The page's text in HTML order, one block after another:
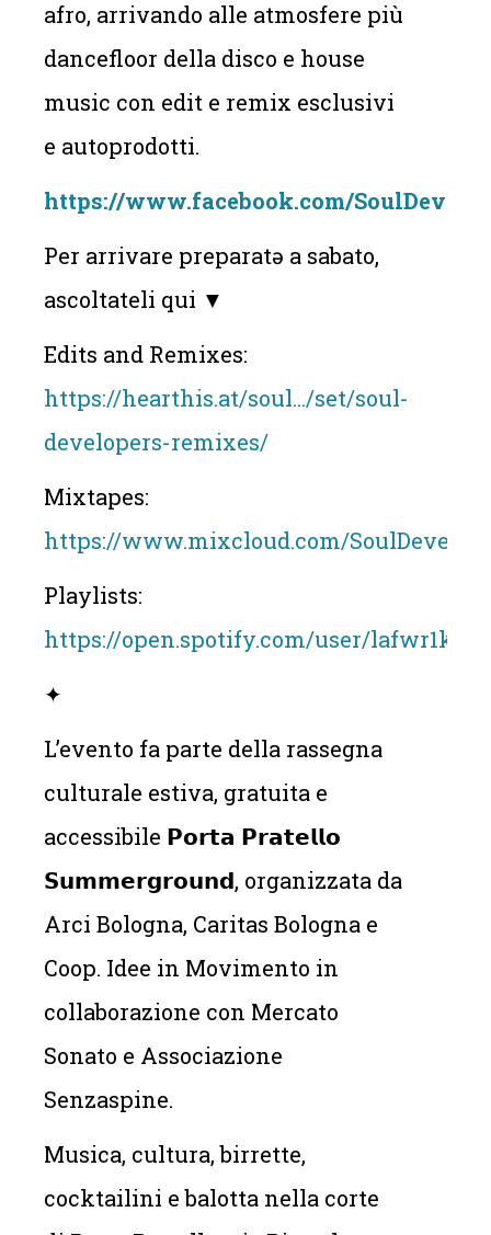
afro, arrivando alle atmosfere più
dancefloor della disco e house
music con edit e remix esclusivi
e autoprodotti.
https://www.facebook.com/
Per arrivare preparatə a sabato,
ascoltateli qui ▼
Edits and Remixes:
https://hearthis.at/soul.../set/soul-
developers-remixes/
Mixtapes:
https://www.mixcloud.com/
Playlists:
https://open.spotify.com/user/
✦
L’evento fa parte della rassegna
culturale estiva, gratuita e
accessibile 𝗣𝗼𝗿𝘁𝗮 𝗣𝗿𝗮𝘁𝗲𝗹𝗹𝗼
𝗦𝘂𝗺𝗺𝗲𝗿𝗴𝗿𝗼𝘂𝗻𝗱, organizzata da
Arci Bologna, Caritas Bologna e
Coop. Idee in Movimento in
collaborazione con Mercato
Sonato e Associazione
Senzaspine.
Musica, cultura, birrette,
cocktailini e balotta nella corte